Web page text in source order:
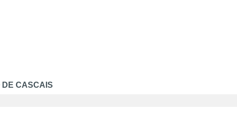
DE CASCAIS